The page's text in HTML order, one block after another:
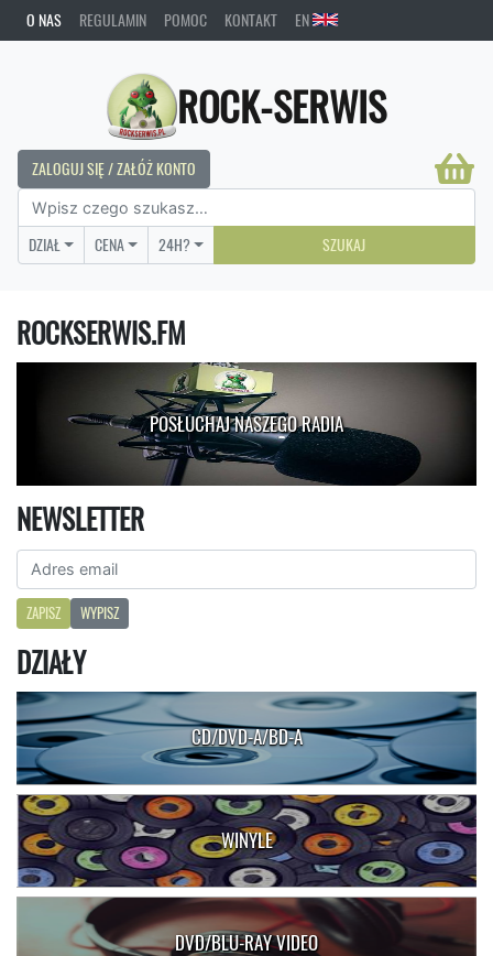
O NAS REGULAMIN POMOC KONTAKT EN
ROCK-SERWIS
ZALOGUJ SIĘ / ZAŁÓŻ KONTO
DZIAŁ CENA 24H? SZUKAJ
ROCKSERWIS.FM
POSŁUCHAJ NASZEGO RADIA
NEWSLETTER
ZAPISZ WYPISZ
DZIAŁY
CD/DVD-A/BD-A
WINYLE
DVD/BLU-RAY VIDEO